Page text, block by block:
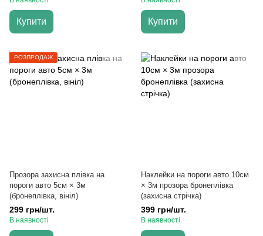
Купити Купити
РОЗПРОДАЖ
Прозора захисна плівка на
пороги авто 5см × 3м
(бронеплівка, вініл)
299 грн/шт.
В наявності
Наклейки на пороги авто 10см
× 3м прозора бронеплівка
(захисна стрічка)
399 грн/шт.
В наявності